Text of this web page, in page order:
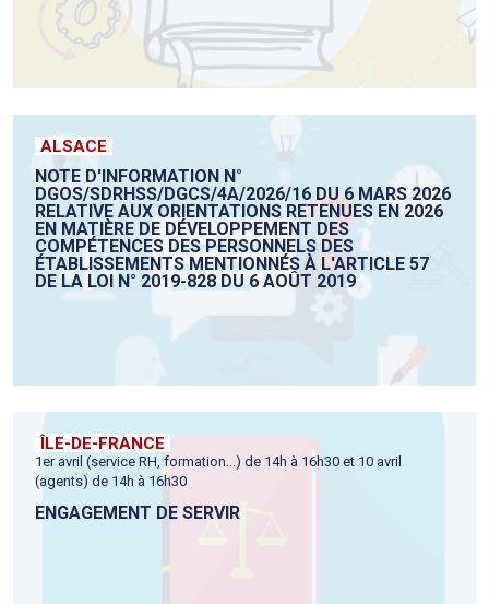
ALSACE
NOTE D'INFORMATION N°
DGOS/SDRHSS/DGCS/4A/2026/16 DU 6 MARS 2026
RELATIVE AUX ORIENTATIONS RETENUES EN 2026
EN MATIÈRE DE DÉVELOPPEMENT DES
COMPÉTENCES DES PERSONNELS DES
ÉTABLISSEMENTS MENTIONNÉS À L'ARTICLE 57
DE LA LOI N° 2019-828 DU 6 AOÛT 2019
ÎLE-DE-FRANCE
1er avril (service RH, formation...) de 14h à 16h30 et 10 avril
(agents) de 14h à 16h30
ENGAGEMENT DE SERVIR